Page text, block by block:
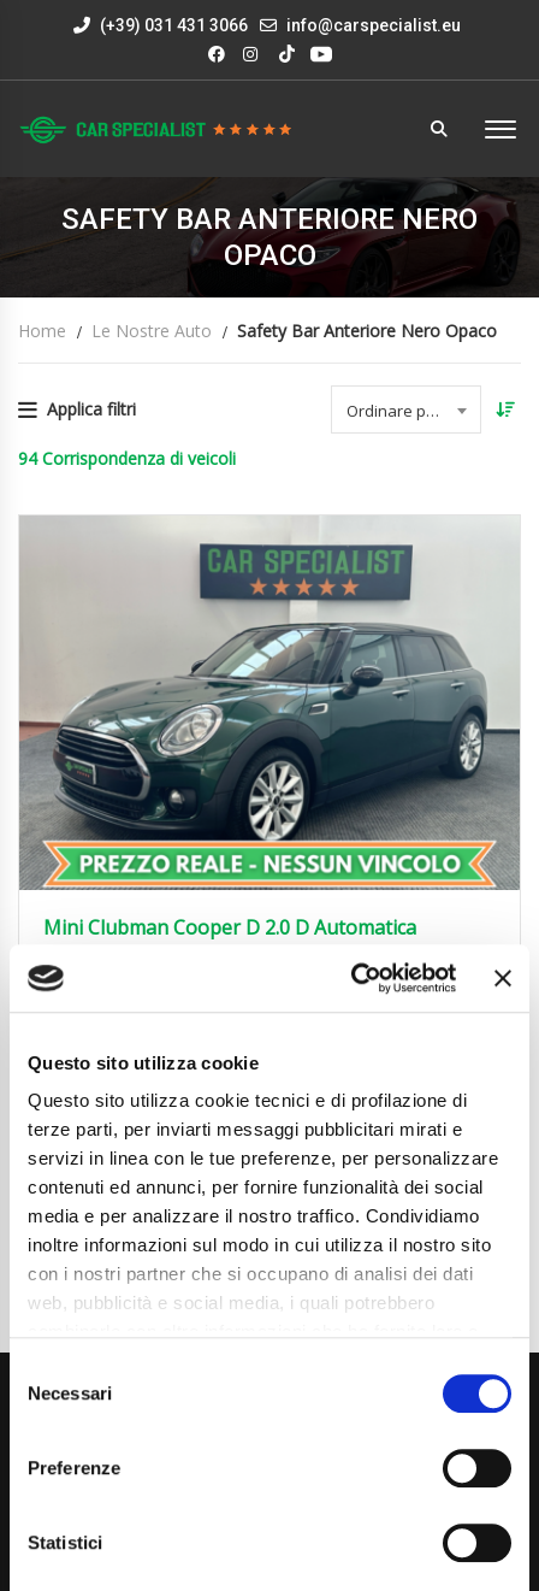
Questo sito utilizza cookie
Questo sito utilizza cookie tecnici e di profilazione di
terze parti, per inviarti messaggi pubblicitari mirati e
servizi in linea con le tue preferenze, per personalizzare
contenuti ed annunci, per fornire funzionalità dei social
media e per analizzare il nostro traffico. Condividiamo
inoltre informazioni sul modo in cui utilizza il nostro sito
con i nostri partner che si occupano di analisi dei dati
web, pubblicità e social media, i quali potrebbero
mera chiusura del banner non comporta l’accettazione
tutti” o selezionando le diverse categorie di cookies
Selection
Necessari
Preferenze
Statistici
(+39) 031 431 3066 info@carspecialist.eu
SAFETY BAR ANTERIORE NERO
OPACO
Home Le Nostre Auto Safety Bar Anteriore Nero Opaco
Applica filtri Ordinare per data
94 Corrispondenza di veicoli
Mini Clubman Cooper D 2.0 D Automatica
12.450
Chilometraggio
Cambio
Automatico
Normativa Euro
Euro6
Dettaglio
Via Giuditta Pasta 2, Como (CO) 22100